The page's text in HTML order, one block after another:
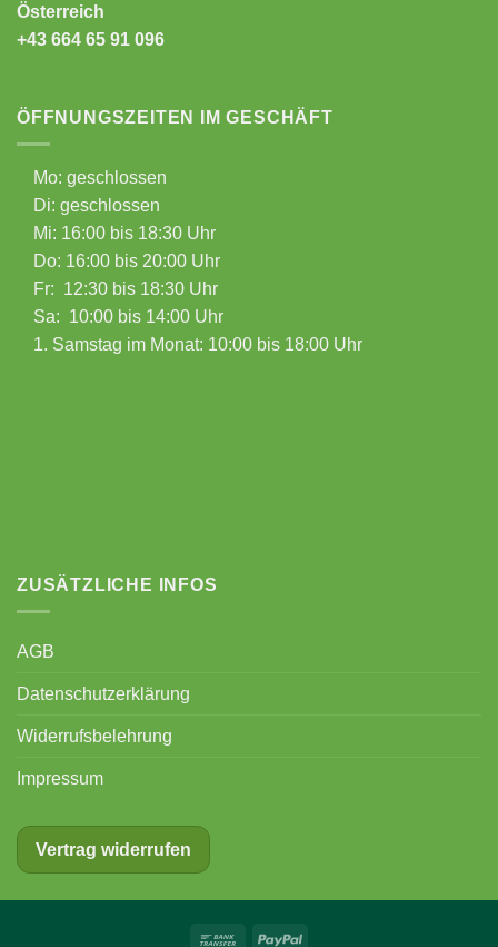
Österreich
+43 664 65 91 096
ÖFFNUNGSZEITEN IM GESCHÄFT
Mo: geschlossen
Di: geschlossen
Mi: 16:00 bis 18:30 Uhr
Do: 16:00 bis 20:00 Uhr
Fr: 12:30 bis 18:30 Uhr
Sa: 10:00 bis 14:00 Uhr
1. Samstag im Monat: 10:00 bis 18:00 Uhr
ZUSÄTZLICHE INFOS
AGB
Datenschutzerklärung
Widerrufsbelehrung
Impressum
Vertrag widerrufen
Bank PayPal